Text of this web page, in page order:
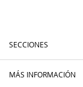
SECCIONES
MÁS INFORMACIÓN